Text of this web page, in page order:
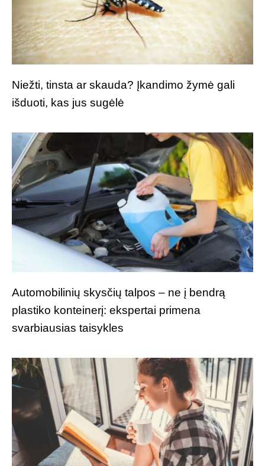
Niežti, tinsta ar skauda? Įkandimo žymė gali
išduoti, kas jus sugėlė
Automobilinių skysčių talpos – ne į bendrą
plastiko konteinerį: ekspertai primena
svarbiausias taisykles